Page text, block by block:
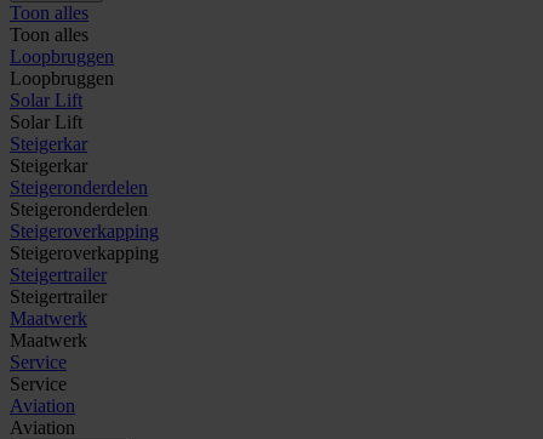
Toon alles
Toon alles
Loopbruggen
Loopbruggen
Solar Lift
Solar Lift
Steigerkar
Steigerkar
Steigeronderdelen
Steigeronderdelen
Steigeroverkapping
Steigeroverkapping
Steigertrailer
Steigertrailer
Maatwerk
Maatwerk
Service
Service
Aviation
Aviation